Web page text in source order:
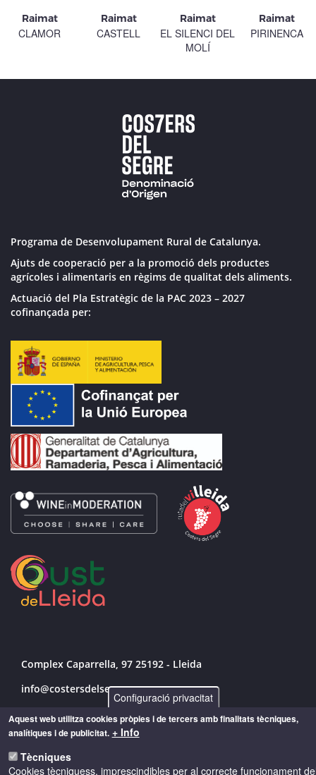
Raimat
CASTELL
Raimat
EL SILENCI DEL
Raimat
PIRINENCA
Raimat
CLAMOR
Programa de Desenvolupament Rural de Catalunya.
Ajuts de cooperació per a la promoció dels productes
agrícoles i alimentaris en règims de qualitat dels aliments.
Actuació del Pla Estratègic de la PAC 2023 – 2027
cofinançada per:
Complex Caparrella, 97 25192 - Lleida
info@costersdelsegre.es
973 264 583
© Copyright 2026 - Drets reservats
Configuració privacitat
Aquest web utilitza cookies pròpies i de tercers amb finalitats tècniques,
analítiques i de publicitat. + Info
Tècniques
Cookies tècniquess, imprescindibles per al correcte funcionament